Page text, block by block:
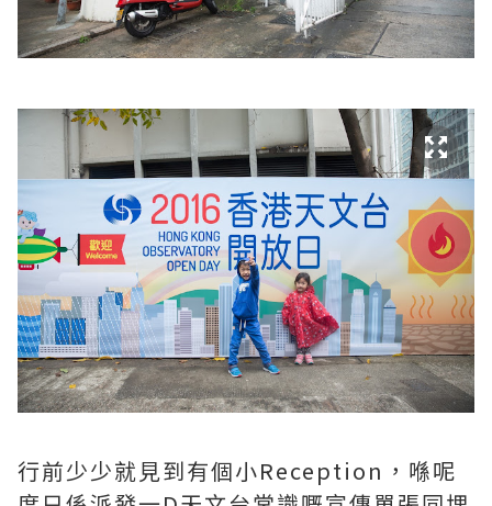
行前少少就見到有個小Reception，喺呢